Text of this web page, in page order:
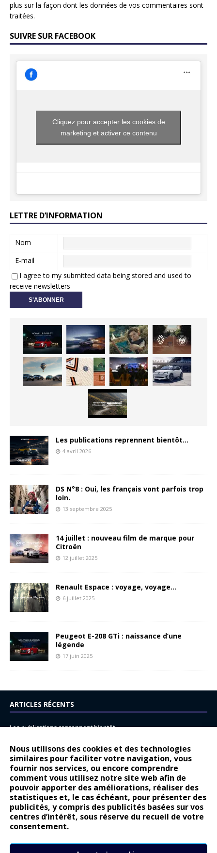
Nous utilisons des cookies et des technologies
similaires pour faciliter votre navigation, vous
fournir nos services, ou encore comprendre
comment vous utilisez notre site web afin de
pouvoir apporter des améliorations, réaliser des
statistiques et, le cas échéant, pour présenter des
publicités, y compris des publicités basées sur vos
centres d’intérêt, sous réserve du recueil de votre
consentement.
plus sur la façon dont les données de vos commentaires sont
traitées.
SUIVRE SUR FACEBOOK
Cliquez pour accepter les cookies de
marketing et activer ce contenu
LETTRE D’INFORMATION
Nom
E-mail
I agree to my submitted data being stored and used to
receive newsletters
Les publications reprennent bientôt…
4 avril 2026
DS N°8 : Oui, les français vont parfois trop
loin.
13 septembre 2025
14 juillet : nouveau film de marque pour
Citroën
12 juillet 2025
Renault Espace : voyage, voyage…
6 juillet 2025
Peugeot E-208 GTi : naissance d’une
légende
17 juin 2025
ARTICLES RÉCENTS
Les publications reprennent bientôt…
14 juillet : nouveau film de marque pour Citroën
Renault Espace : voyage, voyage…
Peugeot E-208 GTi : naissance d’une légende
COMMENTAIRES RÉCENTS
Bernard Dardartdans
Gilly